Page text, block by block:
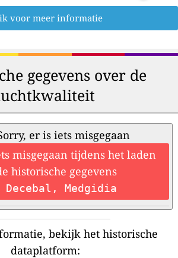
voor meer informatie
gegevens over de
er is iets misgegaan
misgegaan tijdens het laden
historische gegevens
Medgidia
bekijk het historische
dataplatform: